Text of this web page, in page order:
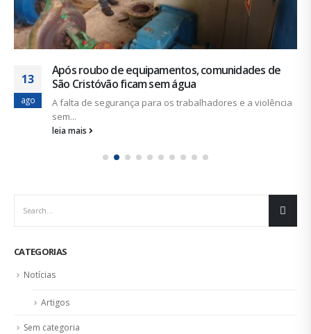
13
ago
Após roubo de equipamentos, comunidades de
São Cristóvão ficam sem água
A falta de segurança para os trabalhadores e a violência
sem...
leia mais
CATEGORIAS
Notícias
Artigos
Sem categoria